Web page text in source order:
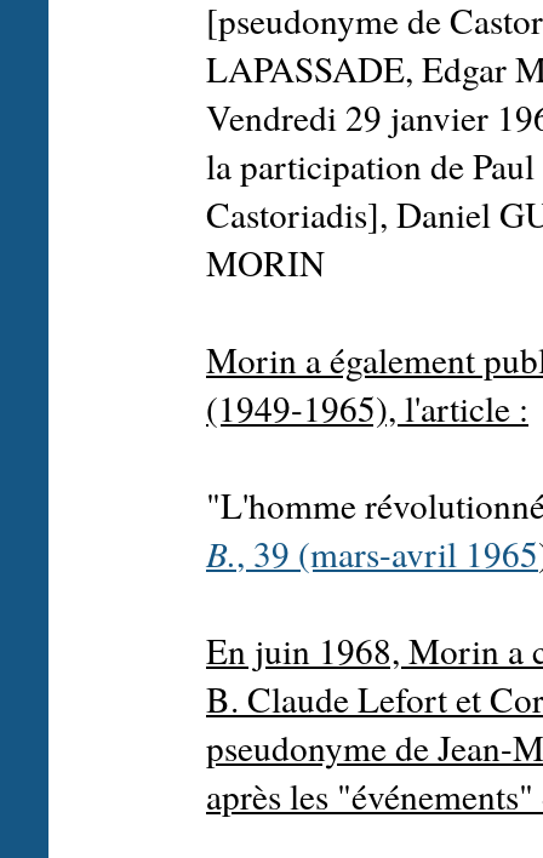
[pseudonyme de
LAPASSADE, Edgar
Vendredi 29 janvier
la participation de
Castoriadis], Daniel
MORIN
Morin a également
(1949-1965), l'article :
"L'homme
B., 39 (mars-avril 1965
En juin 1968, Morin a
B. Claude Lefort et
pseudonyme de Jean-
après les